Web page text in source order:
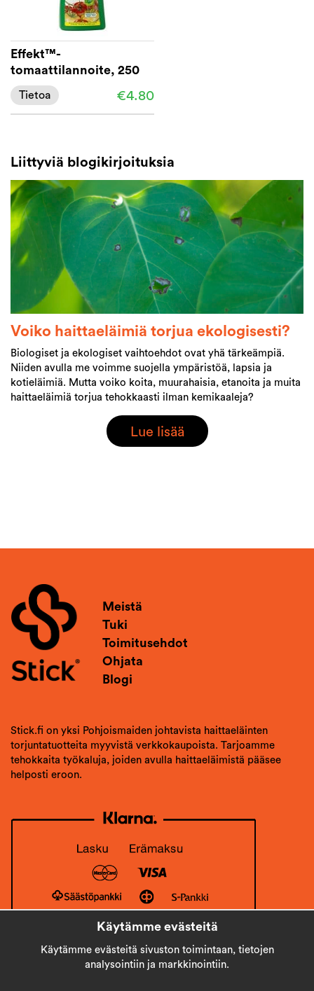
Effekt™-
tomaattilannoite, 250
ml KRAV
€4.80
Tietoa
Liittyviä blogikirjoituksia
Voiko haittaeläimiä torjua ekologisesti?
Biologiset ja ekologiset vaihtoehdot ovat yhä tärkeämpiä.
Niiden avulla me voimme suojella ympäristöä, lapsia ja
kotieläimiä. Mutta voiko koita, muurahaisia, etanoita ja muita
haittaeläimiä torjua tehokkaasti ilman kemikaaleja?
Lue lisää
Meistä
Tuki
Toimitusehdot
Ohjata
Blogi
Stick.fi on yksi Pohjoismaiden johtavista haittaeläinten
torjuntatuotteita myyvistä verkkokaupoista. Tarjoamme
tehokkaita työkaluja, joiden avulla haittaeläimistä pääsee
helposti eroon.
Käytämme evästeitä
Käytämme evästeitä sivuston toimintaan, tietojen
analysointiin ja markkinointiin.